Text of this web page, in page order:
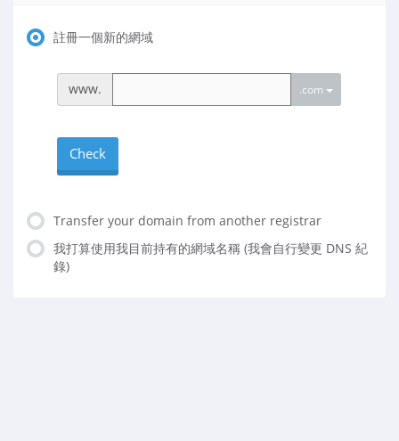
註冊一個新的網域
www. .com
Check
Transfer your domain from another registrar
我打算使用我目前持有的網域名稱 (我會自行變更 DNS 紀
錄)